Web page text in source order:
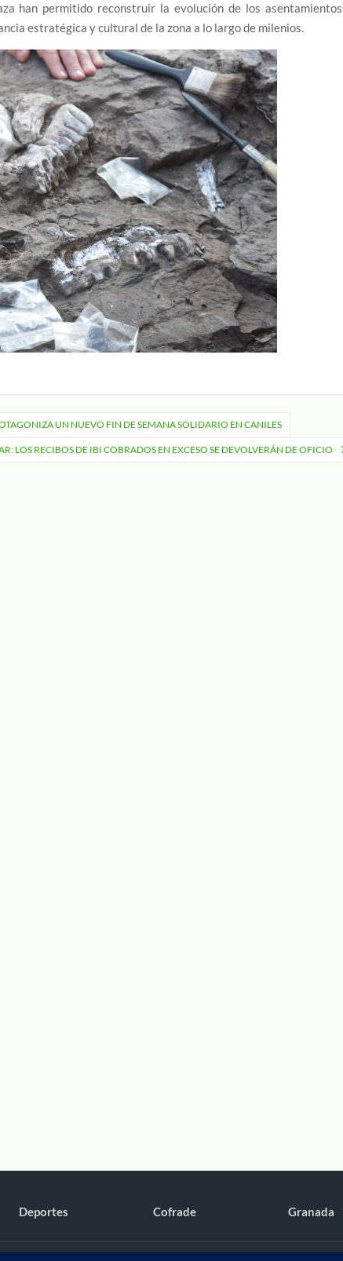
han permitido reconstruir la evolución de los asentamientos
estratégica y cultural de la zona a lo largo de milenios.
UN NUEVO FIN DE SEMANA SOLIDARIO EN CANILES
LOS RECIBOS DE IBI COBRADOS EN EXCESO SE DEVOLVERÁN DE OFICIO
Deportes Cofrade Granada